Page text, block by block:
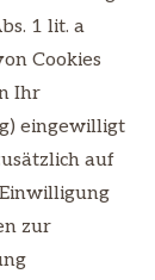
1 lit. a
Cookies
Ihr
eingewilligt
auf
zur